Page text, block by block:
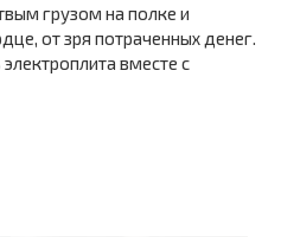
грузом на полке и
от зря потраченных денег.
вместе с